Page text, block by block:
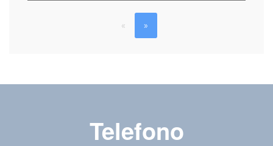
« »
Telefono